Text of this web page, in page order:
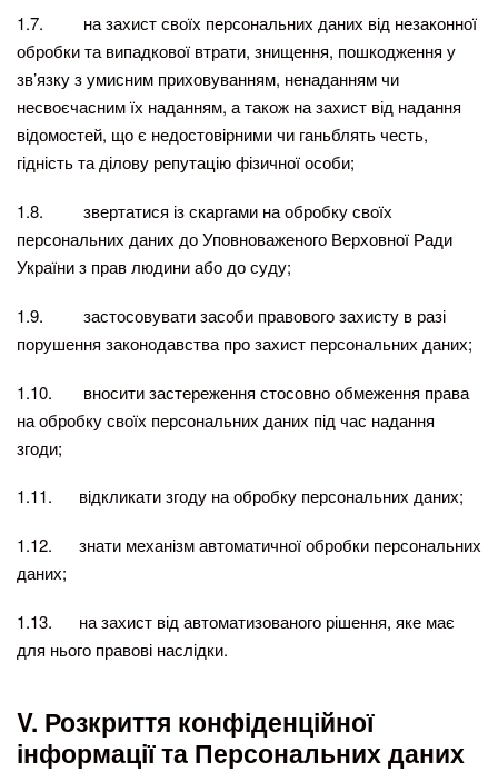
1.7. на захист своїх персональних даних від незаконної
обробки та випадкової втрати, знищення, пошкодження у
зв’язку з умисним приховуванням, ненаданням чи
несвоєчасним їх наданням, а також на захист від надання
відомостей, що є недостовірними чи ганьблять честь,
гідність та ділову репутацію фізичної особи;
1.8. звертатися із скаргами на обробку своїх
персональних даних до Уповноваженого Верховної Ради
України з прав людини або до суду;
1.9. застосовувати засоби правового захисту в разі
порушення законодавства про захист персональних даних;
1.10. вносити застереження стосовно обмеження права
на обробку своїх персональних даних під час надання
згоди;
1.11. відкликати згоду на обробку персональних даних;
1.12. знати механізм автоматичної обробки персональних
даних;
1.13. на захист від автоматизованого рішення, яке має
для нього правові наслідки.
V. Розкриття конфіденційної
інформації та Персональних даних